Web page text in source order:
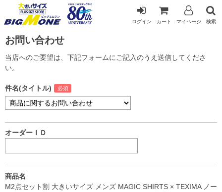
ログイン カート マイページ 検索
お問い合わせ
当店へのご要望は、下記フォームにご記入のうえ送信してくださ
い。
件名(タイトル)
オーダーＩＤ
商品名
M2点セット割 大きいサイズ メンズ MAGIC SHIRTS × TEXIMA ノー